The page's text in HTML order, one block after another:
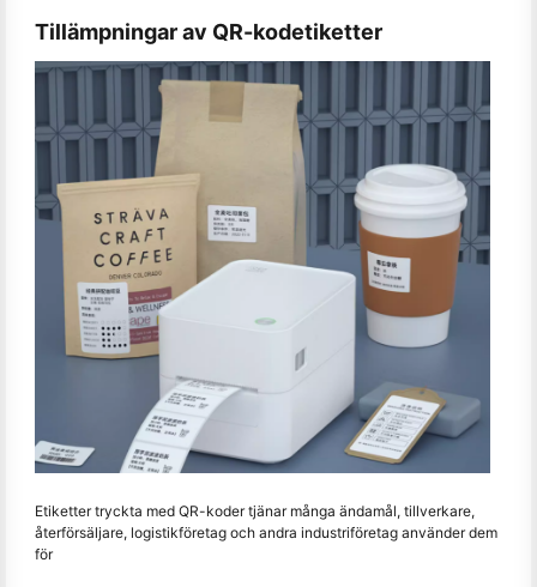
Tillämpningar av QR-kodetiketter
Etiketter tryckta med QR-koder tjänar många ändamål, tillverkare,
återförsäljare, logistikföretag och andra industriföretag använder dem
för